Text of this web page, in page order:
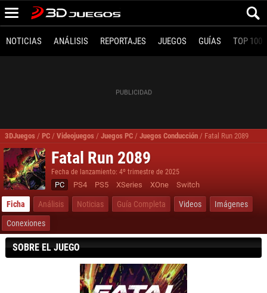
NOTICIAS ANÁLISIS REPORTAJES JUEGOS GUÍAS TOP 100
3DJuegos / PC / Videojuegos / Juegos PC / Juegos Conducción / Fatal Run 2089
Fatal Run 2089
Fecha de lanzamiento: 4º trimestre de 2025
PC PS4 PS5 XSeries XOne Switch
Ficha Análisis Noticias Guía Completa Videos
Imágenes
Conexiones
SOBRE EL JUEGO